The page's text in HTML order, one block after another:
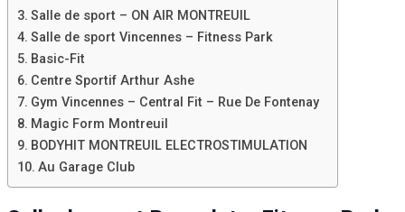
Salle de sport – ON AIR MONTREUIL
Salle de sport Vincennes – Fitness Park
Basic-Fit
Centre Sportif Arthur Ashe
Gym Vincennes – Central Fit – Rue De Fontenay
Magic Form Montreuil
BODYHIT MONTREUIL ELECTROSTIMULATION
Au Garage Club